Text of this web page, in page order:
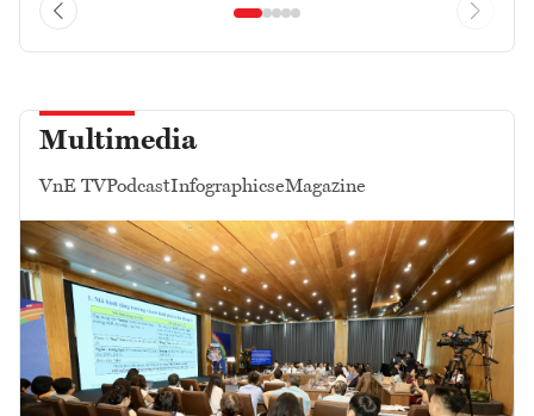
Multimedia
VnE TVPodcastInfographicseMagazine